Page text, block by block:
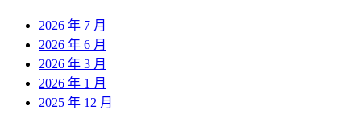
2026 年 7 月
2026 年 6 月
2026 年 3 月
2026 年 1 月
2025 年 12 月